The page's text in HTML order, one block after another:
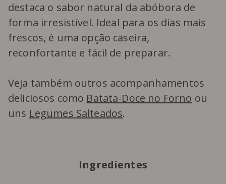
destaca o sabor natural da abóbora de
forma irresistível. Ideal para os dias mais
frescos, é uma opção caseira,
reconfortante e fácil de preparar.
Veja também outros acompanhamentos
deliciosos como Batata-Doce no Forno ou
uns Legumes Salteados.
Ingredientes